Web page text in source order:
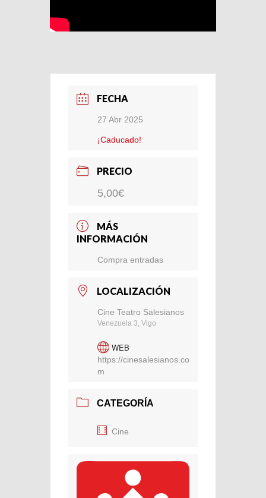
FECHA
27 Abr 2025
¡Caducado!
PRECIO
5,00€
MÁS
INFORMACIÓN
Compra entradas
LOCALIZACIÓN
Cine Teatro Salesianos
Venezuela 3, Vigo
WEB
https://cinesalesianos.co
m
CATEGORÍA
Cine